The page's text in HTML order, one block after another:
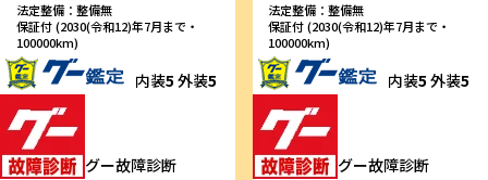
法定整備：整備無
保証付 (2030(令和12)年7月まで・
100000km)
内装5 外装5
グー故障診断
法定整備：整備無
保証付 (2030(令和12)年7月まで・
100000km)
内装5 外装5
グー故障診断